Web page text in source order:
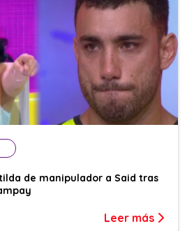
de manipulador a Said tras
Leer más